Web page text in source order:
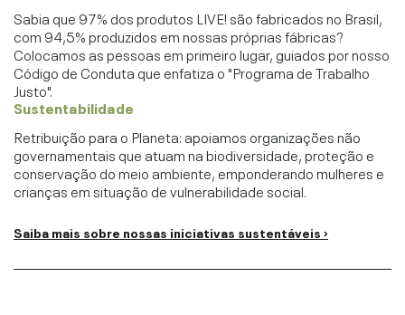
Sabia que 97% dos produtos LIVE! são fabricados no Brasil,
com 94,5% produzidos em nossas próprias fábricas?
Colocamos as pessoas em primeiro lugar, guiados por nosso
Código de Conduta que enfatiza o "Programa de Trabalho
Justo".
Sustentabilidade
Retribuição para o Planeta: apoiamos organizações não
governamentais que atuam na biodiversidade, proteção e
conservação do meio ambiente, emponderando mulheres e
crianças em situação de vulnerabilidade social.
Saiba mais sobre nossas iniciativas sustentáveis ›